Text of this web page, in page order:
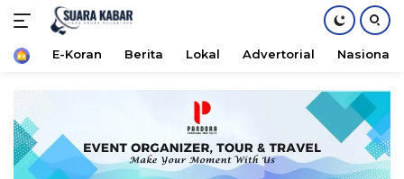
konten
HomeE-Koran Berita Lokal Advertorial Nasional